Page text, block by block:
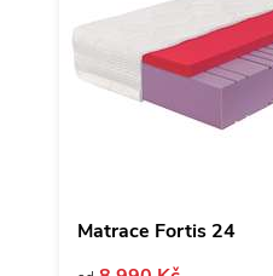
Matrace Fortis 24